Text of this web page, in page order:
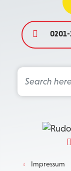
Search
for:
Impressum